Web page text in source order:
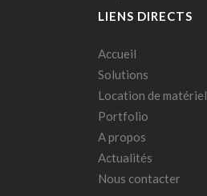
LIENS DIRECTS
Accueil
Solutions
Location de matériel
Portfolio
A propos
Actualités
Nous contacter